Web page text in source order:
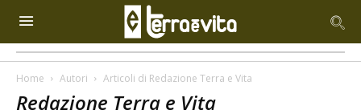
Home Autori Articoli di Redazione Terra e Vita
Redazione Terra e Vita